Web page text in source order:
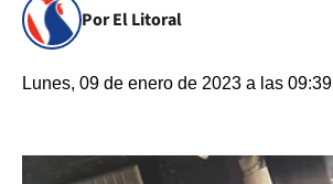
Por El Litoral
Lunes, 09 de enero de 2023 a las 09:39